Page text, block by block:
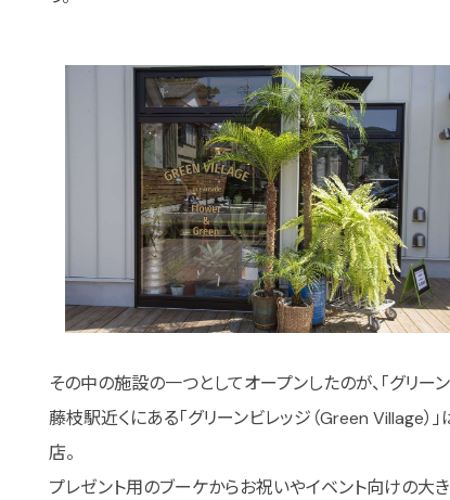
その中の施設の一つとしてオープンしたのが、「グリー
藤枝駅近くにある「グリーンビレッジ（Green Village）
店。
プレゼント用のブーケからお祝いやイベント向けの大